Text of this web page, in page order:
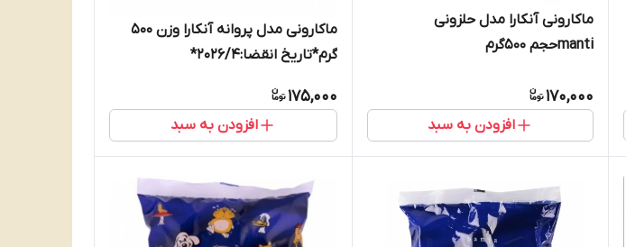
ماکارونی آنکارا مدل حلزونی
mantiحجم 500گرم
170,000
افزودن به سبد
ماکارونی مدل پروانه آنکارا وزن 500
گرم*تاریخ انقضا:2026/4*
175,000
افزودن به سبد